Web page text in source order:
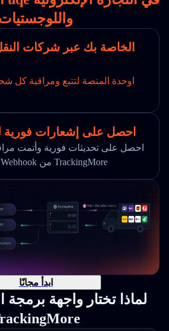
احصل على إشعارات فورية
احصل على تحديثات فورية وأتمت
واجهة برمجة التتبع وWebhook من TrackingMore
ابدأ مجانًا
لماذا تختار واجهة برمجة